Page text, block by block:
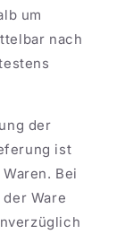
um
nach
der
ist
Bei
Ware